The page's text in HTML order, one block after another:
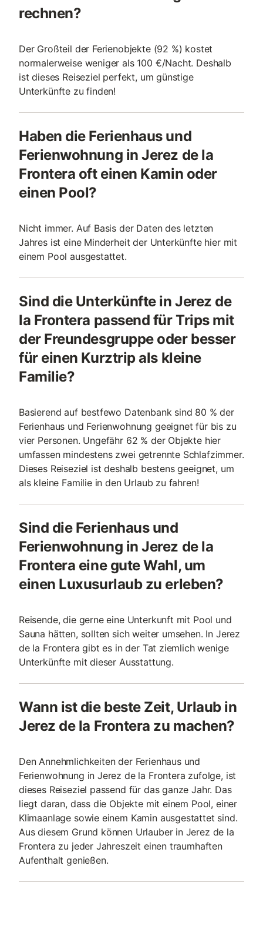
rechnen?
Der Großteil der Ferienobjekte (92 %) kostet
normalerweise weniger als 100 €/Nacht. Deshalb
ist dieses Reiseziel perfekt, um günstige
Unterkünfte zu finden!
Haben die Ferienhaus und
Ferienwohnung in Jerez de la
Frontera oft einen Kamin oder
einen Pool?
Nicht immer. Auf Basis der Daten des letzten
Jahres ist eine Minderheit der Unterkünfte hier mit
einem Pool ausgestattet.
Sind die Unterkünfte in Jerez de
la Frontera passend für Trips mit
der Freundesgruppe oder besser
für einen Kurztrip als kleine
Familie?
Basierend auf bestfewo Datenbank sind 80 % der
Ferienhaus und Ferienwohnung geeignet für bis zu
vier Personen. Ungefähr 62 % der Objekte hier
umfassen mindestens zwei getrennte Schlafzimmer.
Dieses Reiseziel ist deshalb bestens geeignet, um
als kleine Familie in den Urlaub zu fahren!
Sind die Ferienhaus und
Ferienwohnung in Jerez de la
Frontera eine gute Wahl, um
einen Luxusurlaub zu erleben?
Reisende, die gerne eine Unterkunft mit Pool und
Sauna hätten, sollten sich weiter umsehen. In Jerez
de la Frontera gibt es in der Tat ziemlich wenige
Unterkünfte mit dieser Ausstattung.
Wann ist die beste Zeit, Urlaub in
Jerez de la Frontera zu machen?
Den Annehmlichkeiten der Ferienhaus und
Ferienwohnung in Jerez de la Frontera zufolge, ist
dieses Reiseziel passend für das ganze Jahr. Das
liegt daran, dass die Objekte mit einem Pool, einer
Klimaanlage sowie einem Kamin ausgestattet sind.
Aus diesem Grund können Urlauber in Jerez de la
Frontera zu jeder Jahreszeit einen traumhaften
Aufenthalt genießen.